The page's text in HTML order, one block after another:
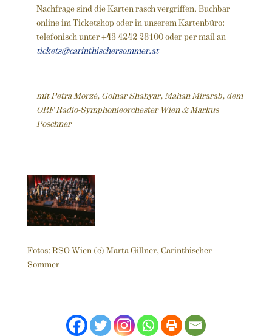
Nachfrage sind die Karten rasch vergriffen. Buchbar
online im Ticketshop oder in unserem Kartenbüro:
telefonisch unter +43 4242 28100 oder per mail an
tickets@carinthischersommer.at
mit Petra Morzé, Golnar Shahyar, Mahan Mirarab, dem
ORF Radio-Symphonieorchester Wien & Markus
Poschner
Fotos: RSO Wien (c) Marta Gillner, Carinthischer
Sommer